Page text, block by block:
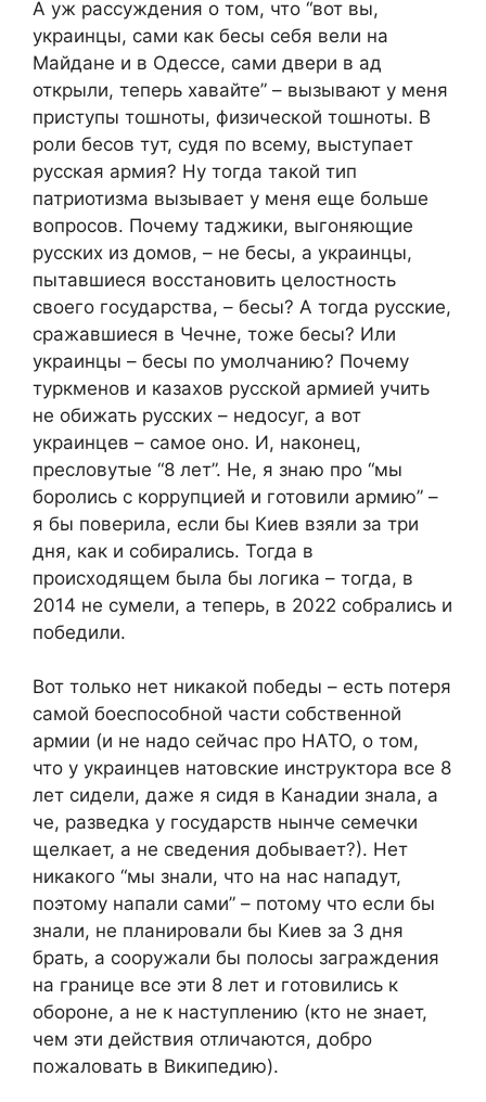
А уж рассуждения о том, что “вот вы,
украинцы, сами как бесы себя вели на
Майдане и в Одессе, сами двери в ад
открыли, теперь хавайте” – вызывают у меня
приступы тошноты, физической тошноты. В
роли бесов тут, судя по всему, выступает
русская армия? Ну тогда такой тип
патриотизма вызывает у меня еще больше
вопросов. Почему таджики, выгоняющие
русских из домов, – не бесы, а украинцы,
пытавшиеся восстановить целостность
своего государства, – бесы? А тогда русские,
сражавшиеся в Чечне, тоже бесы? Или
украинцы – бесы по умолчанию? Почему
туркменов и казахов русской армией учить
не обижать русских – недосуг, а вот
украинцев – самое оно. И, наконец,
пресловутые “8 лет”. Не, я знаю про “мы
боролись с коррупцией и готовили армию” –
я бы поверила, если бы Киев взяли за три
дня, как и собирались. Тогда в
происходящем была бы логика – тогда, в
2014 не сумели, а теперь, в 2022 собрались и
победили.
Вот только нет никакой победы – есть потеря
самой боеспособной части собственной
армии (и не надо сейчас про НАТО, о том,
что у украинцев натовские инструктора все 8
лет сидели, даже я сидя в Канадии знала, а
че, разведка у государств нынче семечки
щелкает, а не сведения добывает?). Нет
никакого “мы знали, что на нас нападут,
поэтому напали сами” – потому что если бы
знали, не планировали бы Киев за 3 дня
брать, а сооружали бы полосы заграждения
на границе все эти 8 лет и готовились к
обороне, а не к наступлению (кто не знает,
чем эти действия отличаются, добро
пожаловать в Википедию).